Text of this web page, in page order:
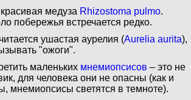
медуза Rhizostoma pulmo.
побережья встречается редко.
ушастая аурелия (Aurelia aurita),
"ожоги".
маленьких мнемиопсисов – это не
для человека они не опасны (как и
мнемиопсисы светятся в темноте).